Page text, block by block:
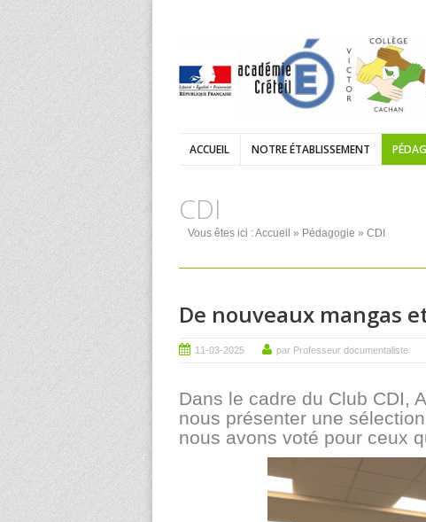
ACCUEIL NOTRE ÉTABLISSEMENT
CDI
Vous êtes ici :Accueil » Pédagogie » CDI
De nouveaux mangas
11-03-2025 par Professeur documentaliste
Dans le cadre du Club CDI,
nous présenter une
nous avons voté pour ceux